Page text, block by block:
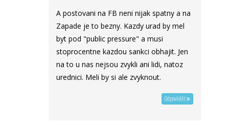
A postovani na FB neni nijak spatny a na
Zapade je to bezny. Kazdy urad by mel
byt pod "public pressure" a musi
stoprocentne kazdou sankci obhajit. Jen
na to u nas nejsou zvykli ani lidi, natoz
urednici. Meli by si ale zvyknout.
Odpovědět